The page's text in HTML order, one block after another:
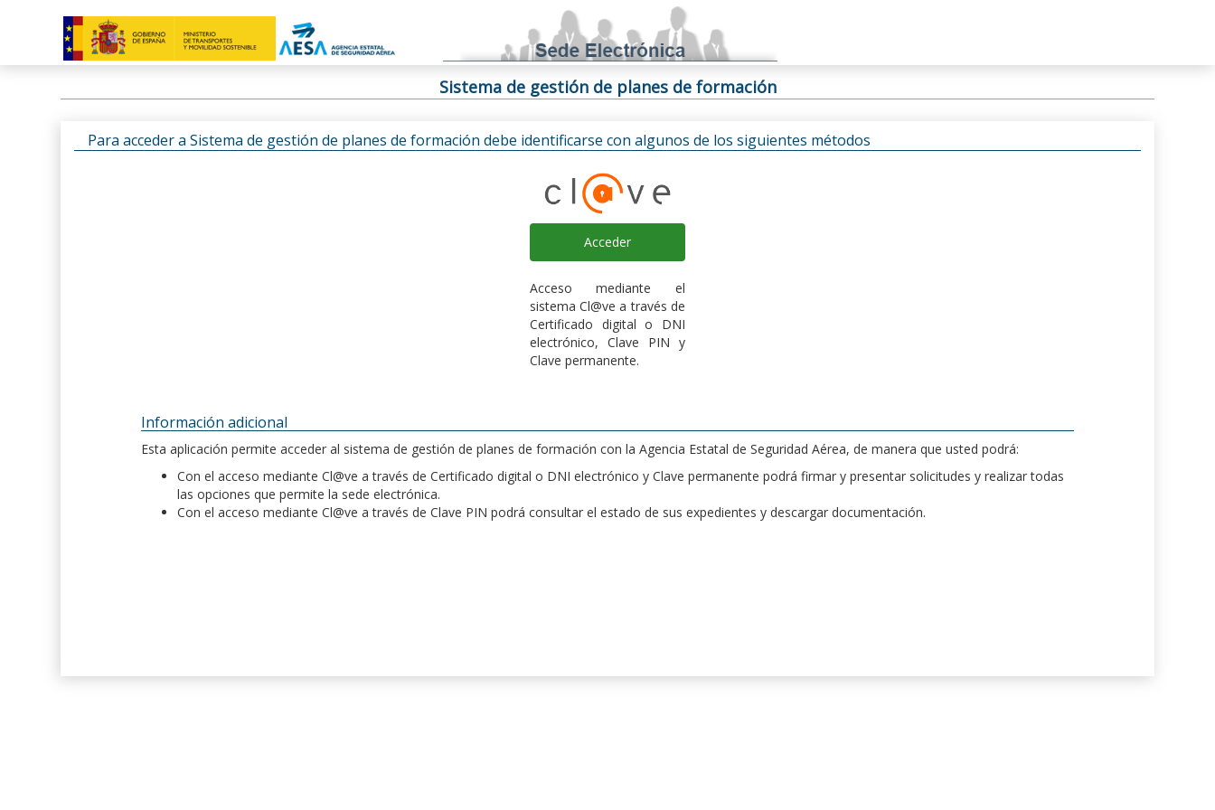
Sistema de gestión de planes de formación
Para acceder a Sistema de gestión de planes de formación debe identificarse con algunos de los siguientes métodos
Acceder
Acceso mediante el
sistema Cl@ve a través de
Certificado digital o DNI
electrónico, Clave PIN y
Clave permanente.
Información adicional
Esta aplicación permite acceder al sistema de gestión de planes de formación con la Agencia Estatal de Seguridad Aérea, de manera que usted podrá:
Con el acceso mediante Cl@ve a través de Certificado digital o DNI electrónico y Clave permanente podrá firmar y presentar solicitudes y realizar todas
las opciones que permite la sede electrónica.
Con el acceso mediante Cl@ve a través de Clave PIN podrá consultar el estado de sus expedientes y descargar documentación.